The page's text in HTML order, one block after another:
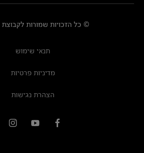
© כל הזכויות שמורות לקבוצת
תנאי שימוש
מדיניות פרטיות
הצהרת נגישות